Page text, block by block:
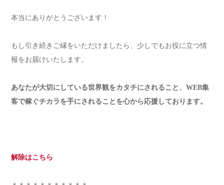
本当にありがとうございます！
もし引き続きご縁をいただけましたら、少しでもお役に立つ情
報をお届けいたします。
あなたが大切にしている世界観をカタチにされること、WEB集
客で稼ぐチカラを手にされることを心から応援しております。
解除はこちら